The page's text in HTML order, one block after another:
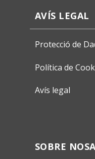
AVÍS LEGAL
Protecció de
Política de
Avís legal
SOBRE